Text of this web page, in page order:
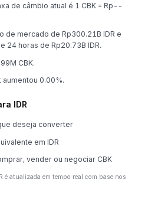
de câmbio atual é 1 CBK = Rp--
de mercado de Rp300.21B IDR e
24 horas de Rp20.73B IDR.
CBK.
aumentou 0.00%.
IDR
deseja converter
em IDR
vender ou negociar CBK
é atualizada em tempo real com base nos